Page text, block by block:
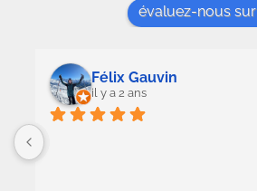
évaluez-nous sur
Félix Gauvin
il y a 2 ans